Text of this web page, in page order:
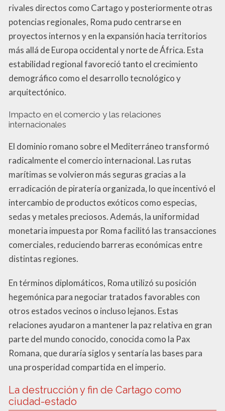
rivales directos como Cartago y posteriormente otras
potencias regionales, Roma pudo centrarse en
proyectos internos y en la expansión hacia territorios
más allá de Europa occidental y norte de África. Esta
estabilidad regional favoreció tanto el crecimiento
demográfico como el desarrollo tecnológico y
arquitectónico.
Impacto en el comercio y las relaciones
internacionales
El dominio romano sobre el Mediterráneo transformó
radicalmente el comercio internacional. Las rutas
marítimas se volvieron más seguras gracias a la
erradicación de piratería organizada, lo que incentivó el
intercambio de productos exóticos como especias,
sedas y metales preciosos. Además, la uniformidad
monetaria impuesta por Roma facilitó las transacciones
comerciales, reduciendo barreras económicas entre
distintas regiones.
En términos diplomáticos, Roma utilizó su posición
hegemónica para negociar tratados favorables con
otros estados vecinos o incluso lejanos. Estas
relaciones ayudaron a mantener la paz relativa en gran
parte del mundo conocido, conocida como la Pax
Romana, que duraría siglos y sentaría las bases para
una prosperidad compartida en el imperio.
La destrucción y fin de Cartago como
ciudad-estado